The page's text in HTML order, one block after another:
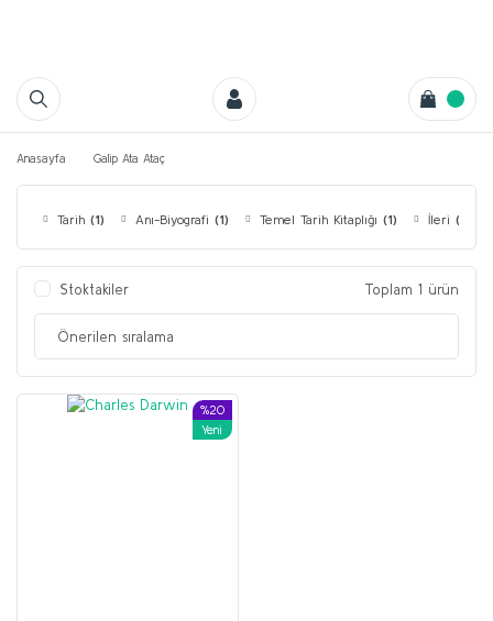
Anasayfa Galip Ata Ataç
Tarih (1) Anı-Biyografi (1) Temel Tarih Kitaplığı (1) İleri (1)
Stoktakiler Toplam 1 ürün
%20
Yeni